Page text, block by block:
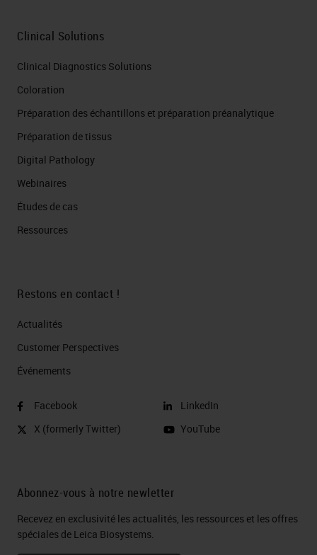
Clinical Solutions
Clinical Diagnostics Solutions
Coloration
Préparation des échantillons et préparation préanalytique
Préparation de tissus
Digital Pathology
Webinaires
Études de cas
Ressources
Restons en contact !
Actualités
Customer Perspectives​
Événements
Facebook
X (formerly Twitter)
LinkedIn
YouTube
Abonnez-vous à notre newletter
Recevez en exclusivité les actualités, les ressources et les offres
spéciales de Leica Biosystems.